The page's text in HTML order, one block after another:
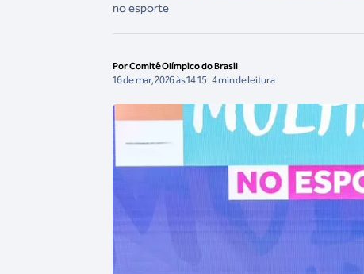
no esporte
Por Comitê Olímpico do Brasil
16 de mar, 2026 às 14:15 | 4 min de leitura